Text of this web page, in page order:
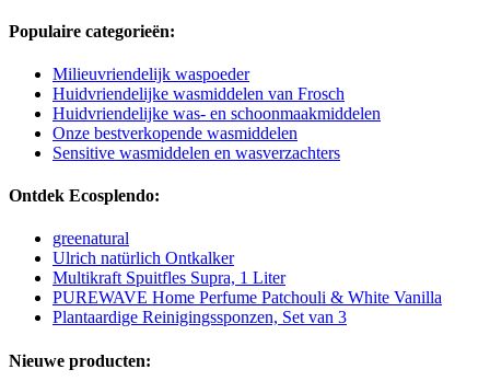
Populaire categorieën:
Milieuvriendelijk waspoeder
Huidvriendelijke wasmiddelen van Frosch
Huidvriendelijke was- en schoonmaakmiddelen
Onze bestverkopende wasmiddelen
Sensitive wasmiddelen en wasverzachters
Ontdek Ecosplendo:
greenatural
Ulrich natürlich Ontkalker
Multikraft Spuitfles Supra, 1 Liter
PUREWAVE Home Perfume Patchouli & White Vanilla
Plantaardige Reinigingssponzen, Set van 3
Nieuwe producten: